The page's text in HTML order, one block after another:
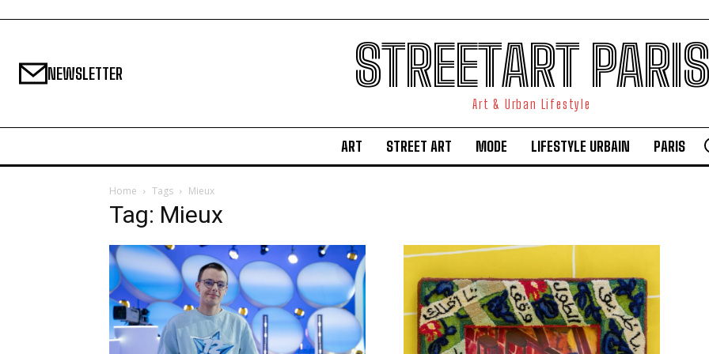
NEWSLETTER STREETART PARIS
Art & Urban Lifestyle
ART STREET ART MODE LIFESTYLE URBAIN PARIS
Home Tags Mieux
Tag: Mieux